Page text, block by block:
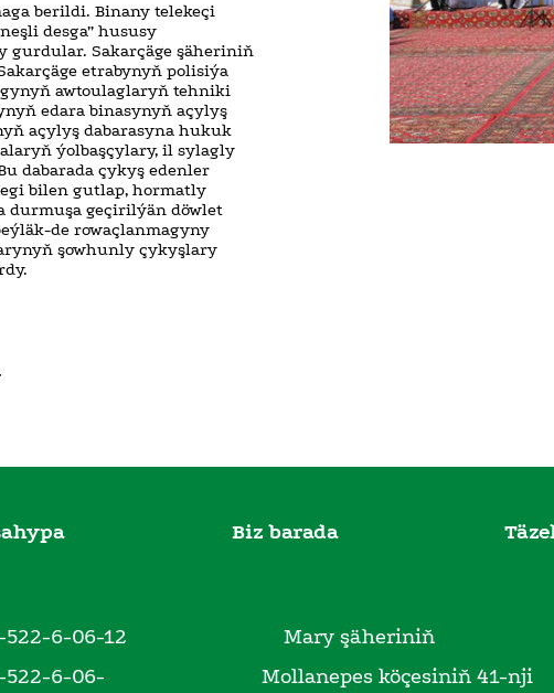
berildi. Binany telekeçi
desga” hususy
gurdular. Sakarçäge şäheriniň
etrabynyň polisiýa
awtoulaglaryň tehniki
edara binasynyň açylyş
açylyş dabarasyna hukuk
ýolbaşçylary, il sylagly
dabarada çykyş edenler
bilen gutlap, hormatly
durmuşa geçirilýän döwlet
de rowaçlanmagyny
şowhunly çykyşlary
Biz barada
6-06-12
6-06-
Mary şäheriniň
Mollanepes köçesiniň 41-nji